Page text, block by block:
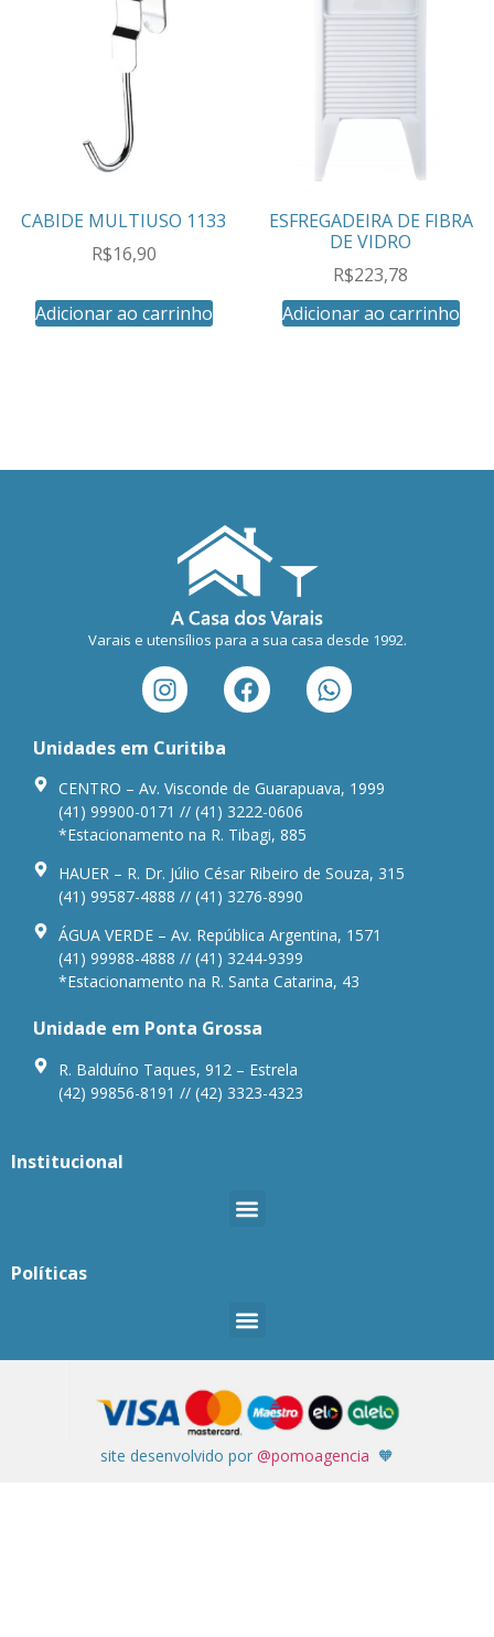
CABIDE MULTIUSO 1133
R$16,90
Adicionar ao carrinho
ESFREGADEIRA DE FIBRA
DE VIDRO
R$223,78
Adicionar ao carrinho
Varais e utensílios para a sua casa desde 1992.
Unidades em Curitiba
CENTRO – Av. Visconde de Guarapuava, 1999
(41) 99900-0171 // (41) 3222-0606
*Estacionamento na R. Tibagi, 885
HAUER – R. Dr. Júlio César Ribeiro de Souza, 315
(41) 99587-4888 // (41) 3276-8990
ÁGUA VERDE – Av. República Argentina, 1571
(41) 99988-4888 // (41) 3244-9399
*Estacionamento na R. Santa Catarina, 43
Unidade em Ponta Grossa
R. Balduíno Taques, 912 – Estrela
(42) 99856-8191 // (42) 3323-4323
Institucional
Políticas
site desenvolvido por @pomoagencia 🧡